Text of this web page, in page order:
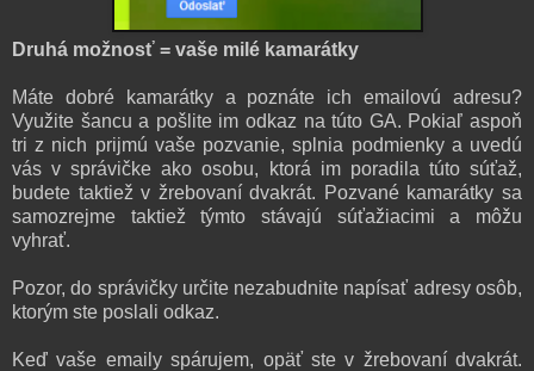
Druhá možnosť = vaše milé kamarátky
Máte dobré kamarátky a poznáte ich emailovú adresu?
Využite šancu a pošlite im odkaz na túto GA. Pokiaľ aspoň
tri z nich prijmú vaše pozvanie, splnia podmienky a uvedú
vás v správičke ako osobu, ktorá im poradila túto súťaž,
budete taktiež v žrebovaní dvakrát. Pozvané kamarátky sa
samozrejme taktiež týmto stávajú súťažiacimi a môžu
vyhrať.
Pozor, do správičky určite nezabudnite napísať adresy osôb,
ktorým ste poslali odkaz.
Keď vaše emaily spárujem, opäť ste v žrebovaní dvakrát.